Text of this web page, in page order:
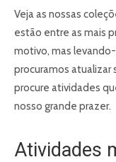
Veja as nossas
estão entre as mais
motivo, mas
procuramos atualizar
procure atividades
nosso grande prazer.
Atividades